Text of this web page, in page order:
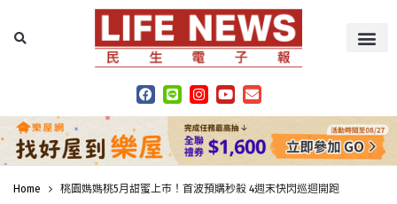
Home 桃園媽媽桃5月甜蜜上市！首波預購秒殺 4週末快閃巡迴開跑